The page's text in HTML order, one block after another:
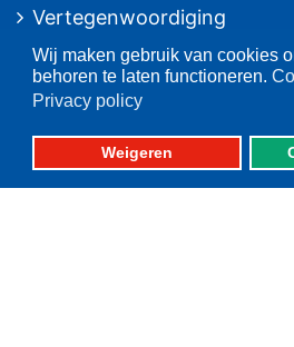
Wij maken gebruik van cookies
behoren te laten functioneren.
Privacy policy
Weigeren
Vertegenwoordiging
Contact
Nieuwsarchief
Postbus 59